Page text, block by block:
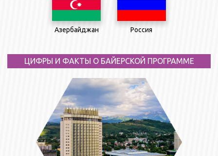
Азербайджан Россия
ЦИФРЫ И ФАКТЫ О БАЙЕРСКОЙ ПРОГРАММЕ